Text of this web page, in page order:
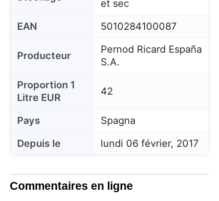
et sec
EAN
5010284100087
Producteur
Pernod Ricard España
S.A.
Proportion 1
Litre EUR
42
Pays
Spagna
Depuis le
lundi 06 février, 2017
Commentaires en ligne